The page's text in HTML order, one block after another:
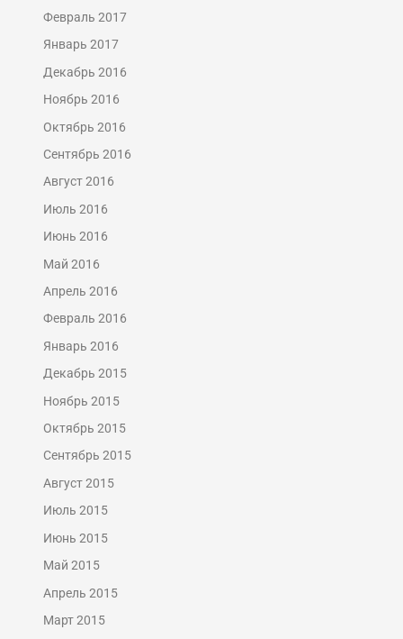
Февраль 2017
Январь 2017
Декабрь 2016
Ноябрь 2016
Октябрь 2016
Сентябрь 2016
Август 2016
Июль 2016
Июнь 2016
Май 2016
Апрель 2016
Февраль 2016
Январь 2016
Декабрь 2015
Ноябрь 2015
Октябрь 2015
Сентябрь 2015
Август 2015
Июль 2015
Июнь 2015
Май 2015
Апрель 2015
Март 2015